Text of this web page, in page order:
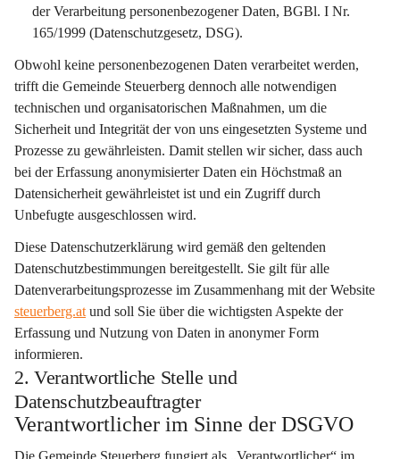
der Verarbeitung personenbezogener Daten, BGBl. I Nr.
165/1999 (Datenschutzgesetz, DSG).
Obwohl keine personenbezogenen Daten verarbeitet werden,
trifft die Gemeinde Steuerberg dennoch alle notwendigen
technischen und organisatorischen Maßnahmen, um die
Sicherheit und Integrität der von uns eingesetzten Systeme und
Prozesse zu gewährleisten. Damit stellen wir sicher, dass auch
bei der Erfassung anonymisierter Daten ein Höchstmaß an
Datensicherheit gewährleistet ist und ein Zugriff durch
Unbefugte ausgeschlossen wird.
Diese Datenschutzerklärung wird gemäß den geltenden
Datenschutzbestimmungen bereitgestellt. Sie gilt für alle
Datenverarbeitungsprozesse im Zusammenhang mit der Website
steuerberg.at und soll Sie über die wichtigsten Aspekte der
Erfassung und Nutzung von Daten in anonymer Form
informieren.
2. Verantwortliche Stelle und
Datenschutzbeauftragter
Verantwortlicher im Sinne der DSGVO
Die Gemeinde Steuerberg fungiert als „Verantwortlicher“ im